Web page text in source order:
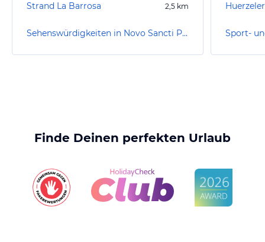
Strand La Barrosa 2,5 km
Sehenswürdigkeiten in Novo Sancti Petri
Finde Deinen perfekten Urlaub